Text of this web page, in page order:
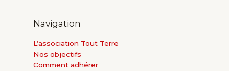
Navigation
L’association Tout Terre
Nos objectifs
Comment adhérer